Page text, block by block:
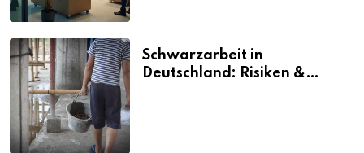
Schwarzarbeit in
Deutschland: Risiken &